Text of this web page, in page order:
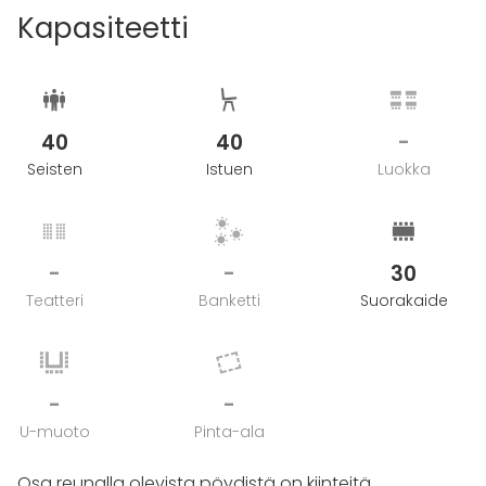
Kapasiteetti
40
Seisten
40
Istuen
-
Luokka
-
Teatteri
-
Banketti
30
Suorakaide
-
U-muoto
-
Pinta-ala